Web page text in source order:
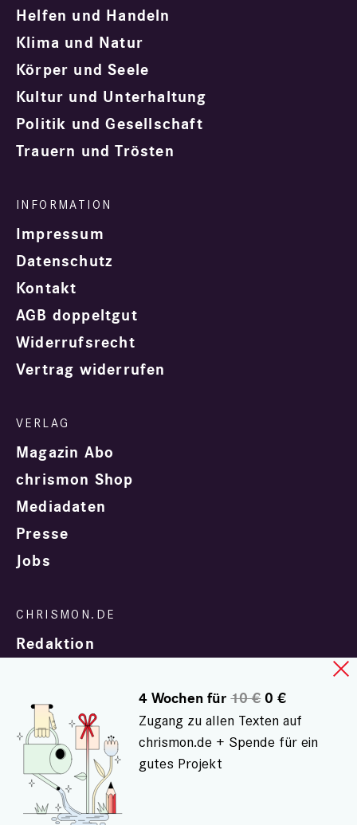
Helfen und Handeln
Klima und Natur
Körper und Seele
Kultur und Unterhaltung
Politik und Gesellschaft
Trauern und Trösten
Impressum
Datenschutz
Kontakt
AGB doppeltgut
Widerrufsrecht
Vertrag widerrufen
Magazin Abo
chrismon Shop
Mediadaten
Presse
Jobs
Redaktion
In Zusammenarbeit mit
4 Wochen für10 €0 €
Zugang zu allen Texten auf
chrismon.de + Spende für ein
gutes Projekt